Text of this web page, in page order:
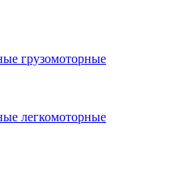
грузомоторные
легкомоторные